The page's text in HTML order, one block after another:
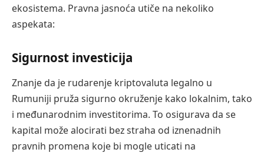
ekosistema. Pravna jasnoća utiče na nekoliko
aspekata:
Sigurnost investicija
Znanje da je rudarenje kriptovaluta legalno u
Rumuniji pruža sigurno okruženje kako lokalnim, tako
i međunarodnim investitorima. To osigurava da se
kapital može alocirati bez straha od iznenadnih
pravnih promena koje bi mogle uticati na